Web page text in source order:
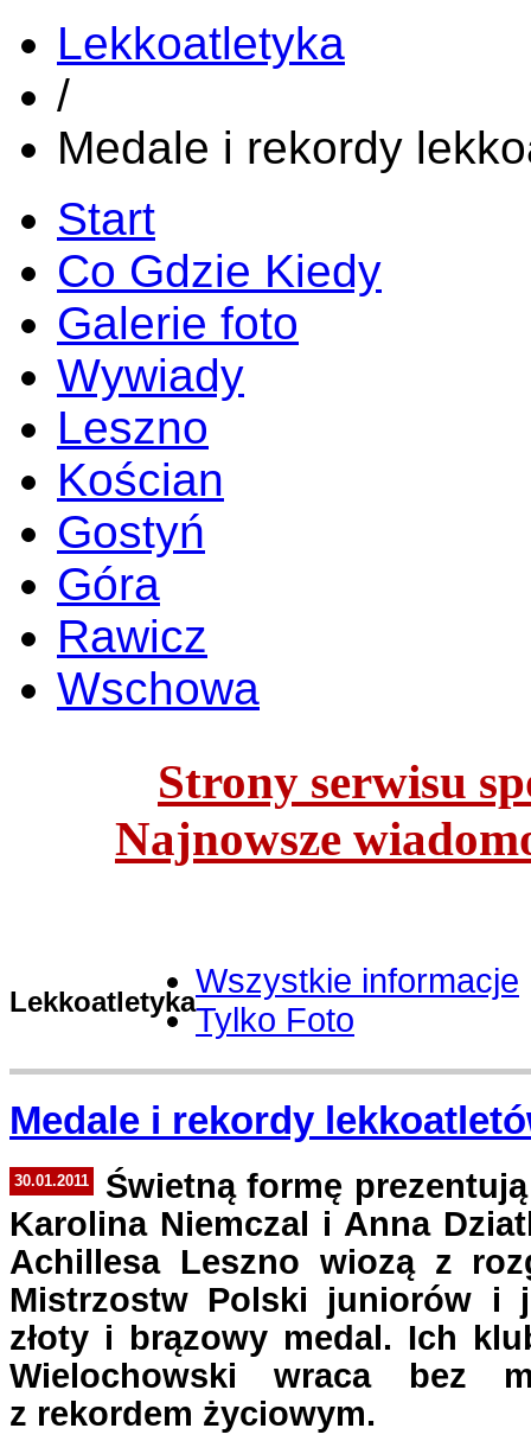
Lekkoatletyka
/
Medale i rekordy
Start
Co Gdzie Kiedy
Galerie foto
Wywiady
Leszno
Kościan
Gostyń
Góra
Rawicz
Wschowa
Strony serwisu
Najnowsze
Lekkoatletyka
Wszystkie informacje
Tylko Foto
Medale i rekordy
30.01.2011
Świetną formę
Karolina Niemczal i Anna
Achillesa Leszno wiozą z
Mistrzostw Polski juniorów i
złoty i brązowy medal. Ich
Wielochowski wraca bez
z rekordem życiowym.